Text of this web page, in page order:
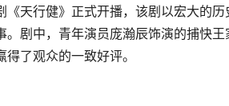
《天行健》正式开播，该剧以宏大的
。剧中，青年演员庞瀚辰饰演的捕快
了观众的一致好评。